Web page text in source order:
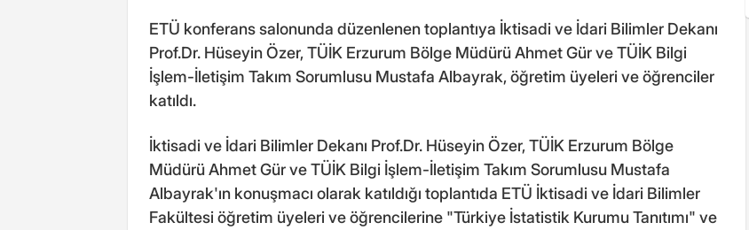
ETÜ konferans salonunda düzenlenen toplantıya İktisadi ve İdari Bilimler Dekanı
Prof.Dr. Hüseyin Özer, TÜİK Erzurum Bölge Müdürü Ahmet Gür ve TÜİK Bilgi
İşlem-İletişim Takım Sorumlusu Mustafa Albayrak, öğretim üyeleri ve öğrenciler
katıldı.
İktisadi ve İdari Bilimler Dekanı Prof.Dr. Hüseyin Özer, TÜİK Erzurum Bölge
Müdürü Ahmet Gür ve TÜİK Bilgi İşlem-İletişim Takım Sorumlusu Mustafa
Albayrak'ın konuşmacı olarak katıldığı toplantıda ETÜ İktisadi ve İdari Bilimler
Fakültesi öğretim üyeleri ve öğrencilerine "Türkiye İstatistik Kurumu Tanıtımı" ve